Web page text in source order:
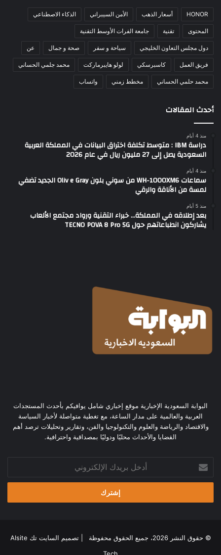
HONOR أسعار الذهب الأمن السيبراني الذكاء الاصطناعي
المحتوى تقنية جامعة الفرات الأوسط التقنية
دول مجلس التعاون الخليجي سياحة و سفر صحة و جمال عن
فريق العمل كاسبرسكي لولو هايبرماركت محمد جلمي الحساني
محمد حلمي الحساني مخطط زمني واتساب
أحدث المقالات
منذ 4 أيام
دراسة IBM : متوسط تكلفة اختراق البيانات في المملكة العربية
السعودية يصل إلى 27 مليون ريال في عام 2026
منذ 4 أيام
سماعات WH-1000XM6 من سوني بلون Oliv e Gray الجديد تضفي
لمسة من الأناقة والرقي
منذ 5 أيام
بعد إطلاقه في المملكة… خبراء التقنية ورواد مجتمع الألعاب
يشاركون انطباعاتهم حول TECNO POVA 8 Pro 5G
البوابة السعودية الإخبارية موقع إخباري شامل يوافيكم بأحدث المستجدات
العربية والعالمية على مدار الساعة، مع تغطية متواصلة لأخبار السياسة
والاقتصاد والرياضة والعلوم والتكنولوجيا والفن، وتقارير وتحليلات ترصد أهم
القضايا والأحداث محليًا ودوليًا بمصداقية واحترافية.
بريدك
الإلكتروني
© حقوق النشر 2026، جميع الحقوق محفوظة | تصميم
السايت تك Alsite